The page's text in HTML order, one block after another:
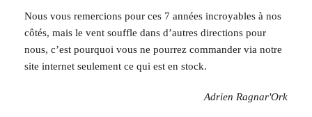
Pardon pour le
dérangement !
Nous vous remercions pour ces 7 années incroyables à nos
côtés, mais le vent souffle dans d’autres directions pour
nous, c’est pourquoi vous ne pourrez commander via notre
site internet seulement ce qui est en stock.
Adrien Ragnar'Ork